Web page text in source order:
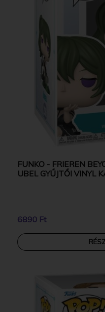
FUNKO - FRIEREN
UBEL GYŰJTŐI VINYL
6890 Ft